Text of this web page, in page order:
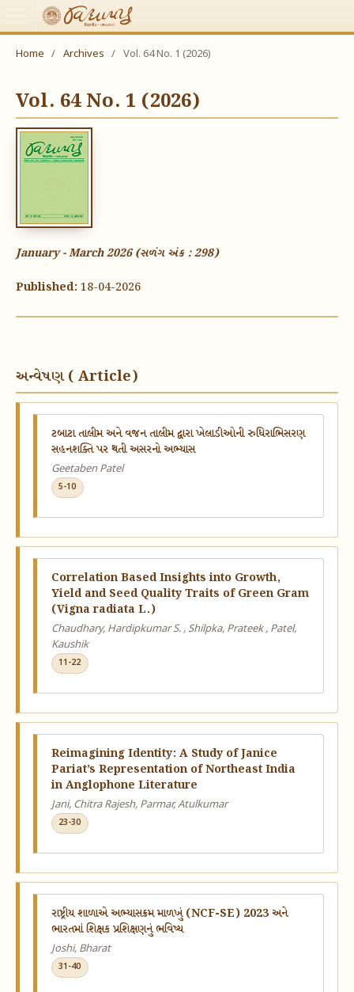
Home / Archives / Vol. 64 No. 1 (2026)
Vol. 64 No. 1 (2026)
January - March 2026 (સળંગ અંક : 298)
Published: 18-04-2026
અન્વેષણ ( Article)
ટબાટા તાલીમ અને વજન તાલીમ દ્વારા ખેલાડીઓની રુધિરાભિસરણ
સહનશક્તિ પર થતી અસરનો અભ્યાસ
Geetaben Patel
5-10
Correlation Based Insights into Growth,
Yield and Seed Quality Traits of Green Gram
(Vigna radiata L.)
Chaudhary, Hardipkumar S. , Shilpka, Prateek , Patel,
Kaushik
11-22
Reimagining Identity: A Study of Janice
Pariat’s Representation of Northeast India
in Anglophone Literature
Jani, Chitra Rajesh, Parmar, Atulkumar
23-30
રાષ્ટ્રીય શાળાએ અભ્યાસક્રમ માળખું (NCF-SE) 2023 અને
ભારતમાં શિક્ષક પ્રશિક્ષણનું ભવિષ્ય
Joshi, Bharat
31-40